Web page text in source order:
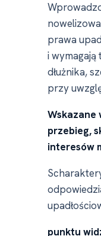
prawa
i wymagają
dłużnika,
przy
Wskazane
przebieg,
interesów
punktu